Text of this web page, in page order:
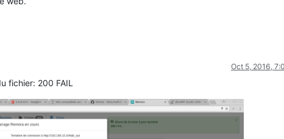
Oct 5, 2016,
fichier: 200 FAIL